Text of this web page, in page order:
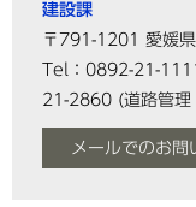
建設課
〒791-1201
愛媛
Tel：0892-21-
21-2860 (道路管理
メールでのお問